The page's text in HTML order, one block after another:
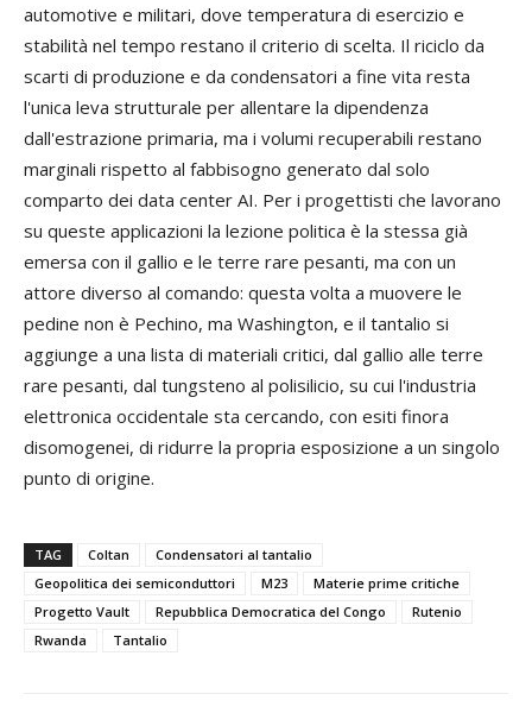
automotive e militari, dove temperatura di esercizio e
stabilità nel tempo restano il criterio di scelta. Il riciclo da
scarti di produzione e da condensatori a fine vita resta
l'unica leva strutturale per allentare la dipendenza
dall'estrazione primaria, ma i volumi recuperabili restano
marginali rispetto al fabbisogno generato dal solo
comparto dei data center AI. Per i progettisti che lavorano
su queste applicazioni la lezione politica è la stessa già
emersa con il gallio e le terre rare pesanti, ma con un
attore diverso al comando: questa volta a muovere le
pedine non è Pechino, ma Washington, e il tantalio si
aggiunge a una lista di materiali critici, dal gallio alle terre
rare pesanti, dal tungsteno al polisilicio, su cui l'industria
elettronica occidentale sta cercando, con esiti finora
disomogenei, di ridurre la propria esposizione a un singolo
punto di origine.
TAG Coltan
Condensatori al tantalio
Geopolitica dei semiconduttori
M23
Materie prime critiche
Progetto Vault
Repubblica Democratica del Congo
Rutenio
Rwanda
Tantalio